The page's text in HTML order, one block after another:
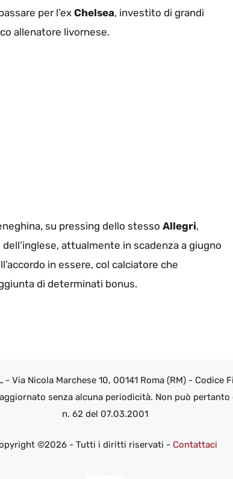
per l’exChelsea, investito di grandi
allenatore livornese.
su pressing dello stesso Allegri,
attualmente in scadenza a giugno
in essere, col calciatore che
di determinati bonus.
Via Nicola Marchese 10, 00141 Roma (RM) - Codice
senza alcuna periodicità. Non può
n. 62 del 07.03.2001
©2026 - Tutti i diritti riservati - Contattaci